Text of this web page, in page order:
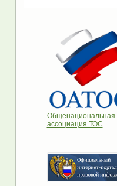
Общенациональная
ассоциация ТОС